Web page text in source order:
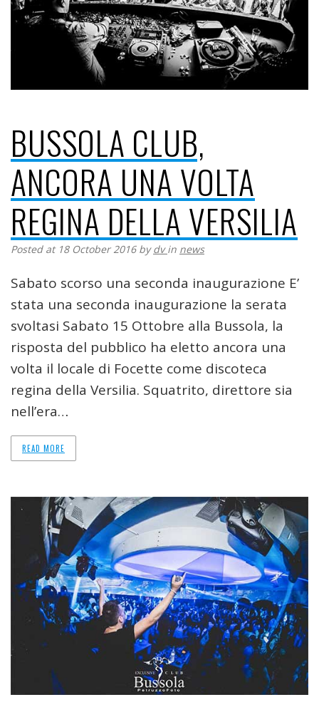
BUSSOLA CLUB,
ANCORA UNA VOLTA
REGINA DELLA VERSILIA
Posted at 18 October 2016 bydvin news
Sabato scorso una seconda inaugurazione E’
stata una seconda inaugurazione la serata
svoltasi Sabato 15 Ottobre alla Bussola, la
risposta del pubblico ha eletto ancora una
volta il locale di Focette come discoteca
regina della Versilia. Squatrito, direttore sia
nell’era…
READ MORE